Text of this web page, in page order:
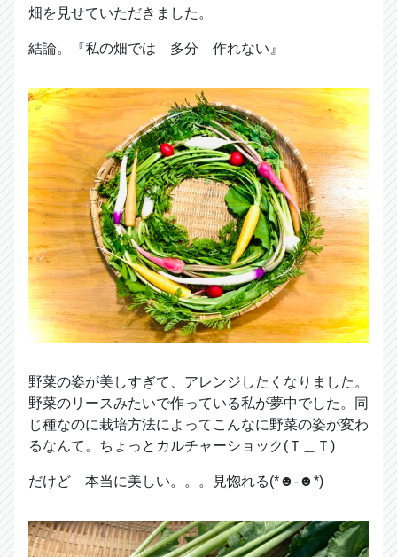
畑を見せていただきました。
結論。『私の畑では 多分 作れない』
野菜の姿が美しすぎて、アレンジしたくなりました。
野菜のリースみたいで作っている私が夢中でした。同
じ種なのに栽培方法によってこんなに野菜の姿が変わ
るなんて。ちょっとカルチャーショック(Ｔ＿Ｔ)
だけど 本当に美しい。。。見惚れる(*☻-☻*)